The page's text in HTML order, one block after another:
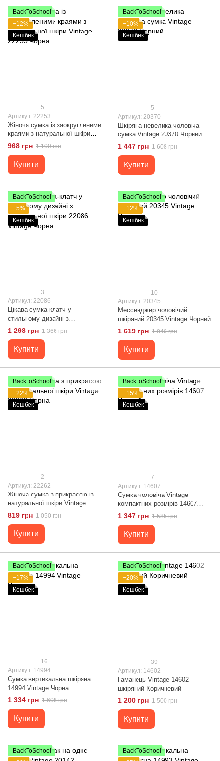
BackToSchool
−12%
Кешбек
5
Артикул: 22253
Жіноча сумка із заокругленими
краями з натуральної шкіри
Vintage 22253 Чорна
968 грн 1 100 грн
Купити
BackToSchool
−10%
Кешбек
5
Артикул: 20370
Шкіряна невелика чоловіча
сумка Vintage 20370 Чорний
1 447 грн 1 608 грн
Купити
BackToSchool
−5%
Кешбек
3
Артикул: 22086
Цікава сумка-клатч у
стильному дизайні з
натуральної шкіри 22086
Vintage Чорна
1 298 грн 1 366 грн
Купити
BackToSchool
−12%
Кешбек
10
Артикул: 20345
Мессенджер чоловічий
шкіряний 20345 Vintage Чорний
1 619 грн 1 840 грн
Купити
BackToSchool
−22%
Кешбек
2
Артикул: 22262
Жіноча сумка з прикрасою із
натуральної шкіри Vintage
22262 Чорна
819 грн 1 050 грн
Купити
BackToSchool
−15%
Кешбек
7
Артикул: 14607
Сумка чоловіча Vintage
компактних розмірів 14607
Чорний
1 347 грн 1 585 грн
Купити
BackToSchool
−17%
Кешбек
16
Артикул: 14994
Сумка вертикальна шкіряна
14994 Vintage Чорна
1 334 грн 1 608 грн
Купити
BackToSchool
−20%
Кешбек
39
Артикул: 14602
Гаманець Vintage 14602
шкіряний Коричневий
1 200 грн 1 500 грн
Купити
BackToSchool
BackToSchool